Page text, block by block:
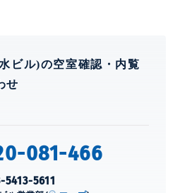
ビル)の空室確認・内覧
せ
081-466
5413-5611